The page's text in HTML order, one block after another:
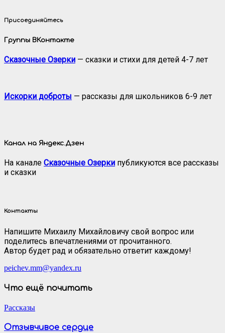
Присоединяйтесь
Группы ВКонтакте
Сказочные Озерки — сказки и стихи для детей 4-7 лет
Искорки доброты — рассказы для школьников 6-9 лет
Канал на Яндекс.Дзен
На канале Сказочные Озерки публикуются все рассказы
и сказки
Контакты
Напишите Михаилу Михайловичу свой вопрос или
поделитесь впечатлениями от прочитанного.
Автор будет рад и обязательно ответит каждому!
peichev.mm@yandex.ru
Что ещё почитать
Рассказы
Отзывчивое сердце